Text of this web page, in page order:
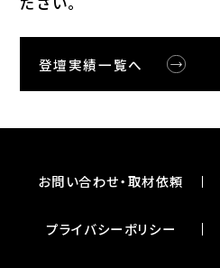
登壇実績一覧へ
お問い合わせ・取材依頼
プライバシーポリシー